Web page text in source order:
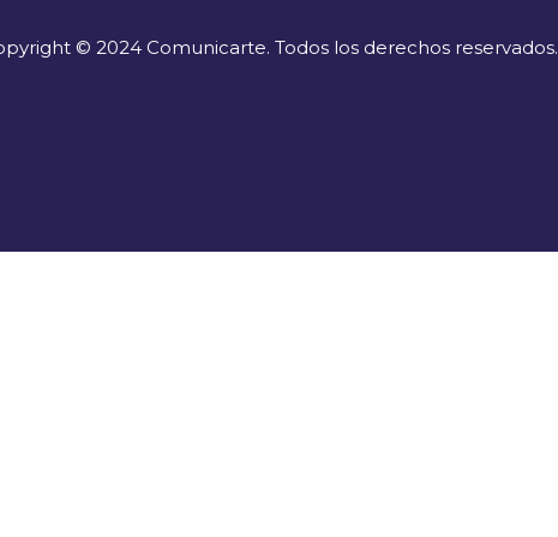
© 2024 Comunicarte. Todos los derechos reservados.